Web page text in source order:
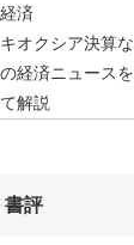
経済
キオクシア決算
の経済ニュース
て解説
書評